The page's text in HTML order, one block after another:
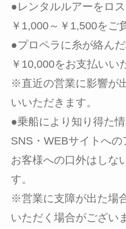
●レンタルルアーをロ
￥1,000～￥1,500をご
●プロペラに糸が絡ん
￥10,000をお支払いい
※直近の営業に影響が
いいただきます。
●乗船により知り得た
SNS・WEBサイトへ
お客様への口外はしな
す。
※営業に支障が出た場
いただく場合がござい